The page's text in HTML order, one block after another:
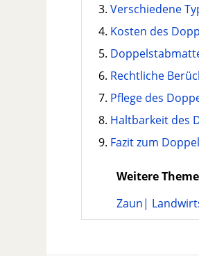
Verschiedene
Kosten des
Rechtliche
Pflege des
Haltbarkeit des
Fazit zum
Weitere
Zaun|